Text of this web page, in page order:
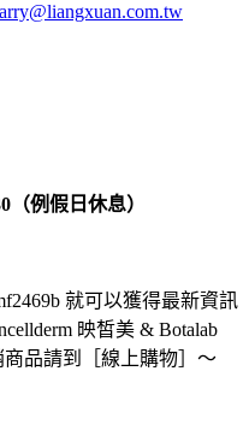
（例假日休息）
就可以獲得最新資訊
映皙美 & Botalab
品請到［線上購物］～